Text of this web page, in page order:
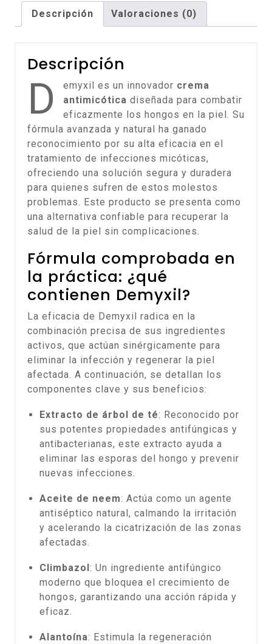
Descripción Valoraciones (0)
Descripción
D emyxil es un innovador crema
antimicótica diseñada para combatir
eficazmente los hongos en la piel. Su
fórmula avanzada y natural ha ganado
reconocimiento por su alta eficacia en el
tratamiento de infecciones micóticas,
ofreciendo una solución segura y duradera
para quienes sufren de estos molestos
problemas. Este producto se presenta como
una alternativa confiable para recuperar la
salud de la piel sin complicaciones.
Fórmula comprobada en
la práctica: ¿qué
contienen Demyxil?
La eficacia de Demyxil radica en la
combinación precisa de sus ingredientes
activos, que actúan sinérgicamente para
eliminar la infección y regenerar la piel
afectada. A continuación, se detallan los
componentes clave y sus beneficios:
Extracto de árbol de té: Reconocido por
sus potentes propiedades antifúngicas y
antibacterianas, este extracto ayuda a
eliminar las esporas del hongo y prevenir
nuevas infecciones.
Aceite de neem: Actúa como un agente
antiséptico natural, calmando la irritación
y acelerando la cicatrización de las zonas
afectadas.
Climbazol: Un ingrediente antifúngico
moderno que bloquea el crecimiento de
hongos, garantizando una acción rápida y
eficaz.
Alantoína: Estimula la regeneración